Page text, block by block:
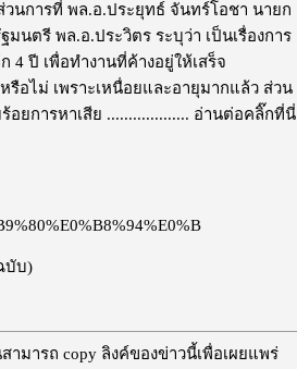
นการที่ พล.อ.ประยุทธ์​ จันทร์​โอชา​ นายก
นตรี พล.อ.ประวิตร ระบุว่า เป็นเรื่องการ
ปี เพื่อทำงานที่ค้างอยู่ให้เสร็จ
อไม่ เพราะเหนื่อยและอายุมากแล้ว ส่วน
ยการหาเสีย ................... อ่านต่อคลิ๊กที่นี่
บับ)
ามารถ copy ลิงค์ของข่าวนี้เพื่อเผยแพร่